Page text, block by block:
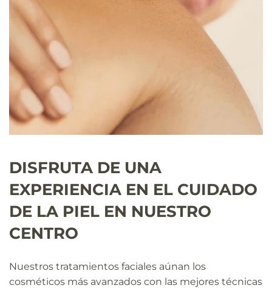
DISFRUTA DE UNA
EXPERIENCIA EN EL CUIDADO
DE LA PIEL EN NUESTRO
CENTRO
Nuestros tratamientos faciales aúnan los
cosméticos más avanzados con las mejores técnicas